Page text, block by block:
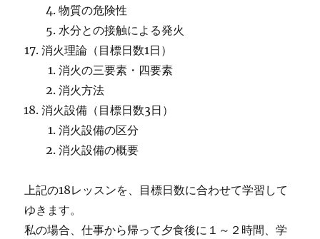
物質の危険性
水分との接触による発火
消火理論（目標日数1日）
消火の三要素・四要素
消火方法
消火設備（目標日数3日）
消火設備の区分
消火設備の概要
上記の18レッスンを、目標日数に合わせて学習して
ゆきます。
私の場合、仕事から帰って夕食後に１～２時間、学